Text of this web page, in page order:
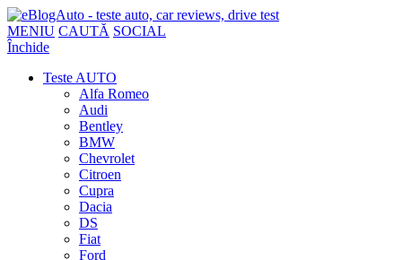
MENIU CAUTĂ SOCIAL
Închide
Teste AUTO
Alfa Romeo
Audi
Bentley
BMW
Chevrolet
Citroen
Cupra
Dacia
DS
Fiat
Ford